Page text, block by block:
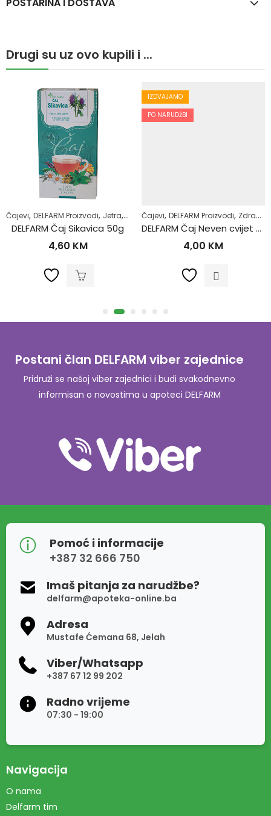
Drugi su uz ovo kupili i ...
Čajevi, DELFARM Proizvodi, Jetra, Samoliječenje,Zdrav život
DELFARM Čaj Sikavica 50g
4,60 KM
IZDVAJAMO
PO NARUDŽBI
Čajevi, DELFARM Proizvodi, Zdrav život
DELFARM Čaj Neven cvijet 50g
4,00 KM
Postani član DELFARM viber zajednice
Pridruži se našoj viber zajednici i budi svakodnevno
informisan o novostima u apoteci DELFARM
Pomoć i informacije
+387 32 666 750
Imaš pitanja za narudžbe?
delfarm@apoteka-online.ba
Adresa
Mustafe Ćemana 68, Jelah
Viber/Whatsapp
+387 67 12 99 202
Radno vrijeme
07:30 - 19:00
Navigacija
O nama
Delfarm tim